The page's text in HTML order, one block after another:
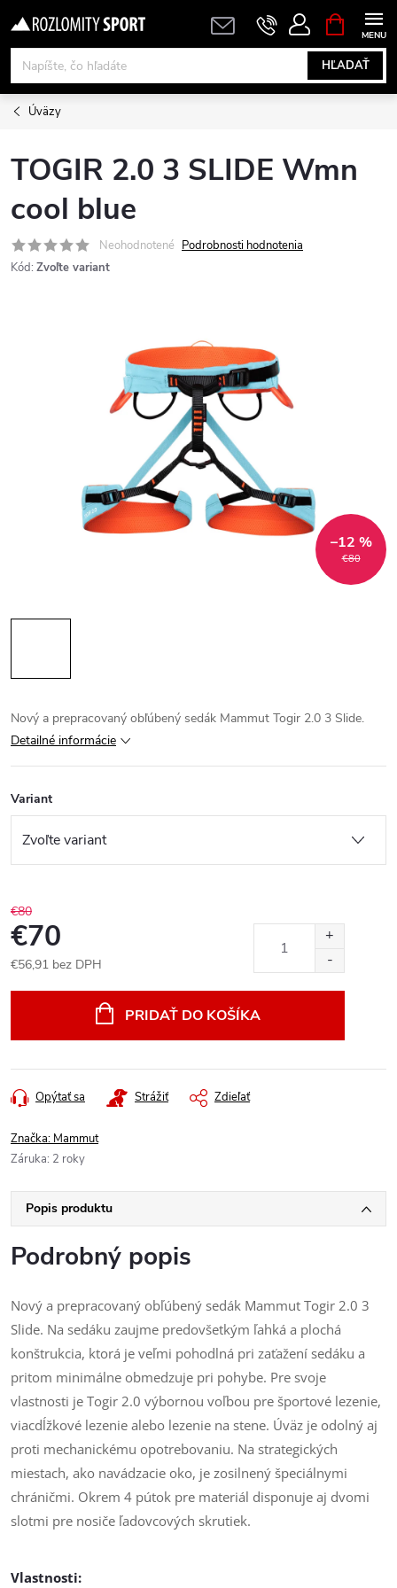
na
obsah
HĽADAŤ
KOŠÍK
Úväzy
TOGIR 2.0 3 SLIDE Wmn
cool blue
Neohodnotené Podrobnosti hodnotenia
Kód: Zvoľte variant
€80
–12 %
Nový a prepracovaný obľúbený sedák Mammut Togir 2.0 3 Slide.
Detailné informácie
Variant
€80
€70
€56,91 bez DPH
PRIDAŤ DO KOŠÍKA
Opýtať sa Strážiť Zdieľať
Značka: Mammut
Záruka: 2 roky
Popis produktu
Podrobný popis
Nový a prepracovaný obľúbený sedák Mammut Togir 2.0 3
Slide. Na sedáku zaujme predovšetkým ľahká a plochá
konštrukcia, ktorá je veľmi pohodlná pri zaťažení sedáku a
pritom minimálne obmedzuje pri pohybe. Pre svoje
vlastnosti je Togir 2.0 výbornou voľbou pre športové lezenie,
viacdĺžkové lezenie alebo lezenie na stene. Úväz je odolný aj
proti mechanickému opotrebovaniu. Na strategických
miestach, ako navádzacie oko, je zosilnený špeciálnymi
chráničmi. Okrem 4 pútok pre materiál disponuje aj dvomi
slotmi pre nosiče ľadovcových skrutiek.
Vlastnosti: